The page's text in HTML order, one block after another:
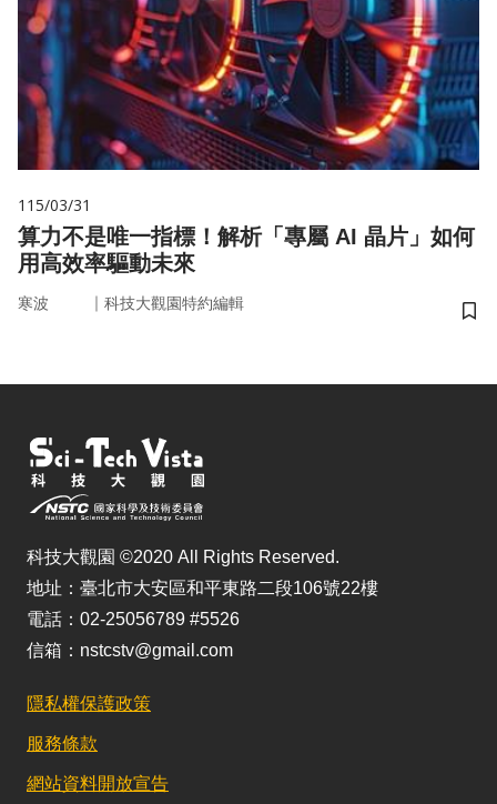
115/03/31
算力不是唯一指標！解析「專屬 AI 晶片」如何
用高效率驅動未來
寒波 ｜ 科技大觀園特約編輯
儲
科技大觀園 ©2020 All Rights Reserved.
地址：臺北市大安區和平東路二段106號22樓
電話：02-25056789 #5526
信箱：nstcstv@gmail.com
隱私權保護政策
服務條款
網站資料開放宣告